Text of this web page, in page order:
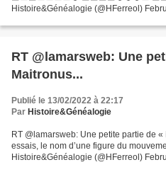
Histoire&Généalogie (@HFerreol)
RT @lamarsweb: Une
Maitronus...
Publié le 13/02/2022 à 22:17
Par Histoire&Généalogie
RT @lamarsweb: Une petite partie de
essais, le nom d’une figure du
Histoire&Généalogie (@HFerreol)